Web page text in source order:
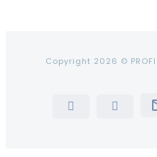
Copyright 2026 ©
LinkedIn